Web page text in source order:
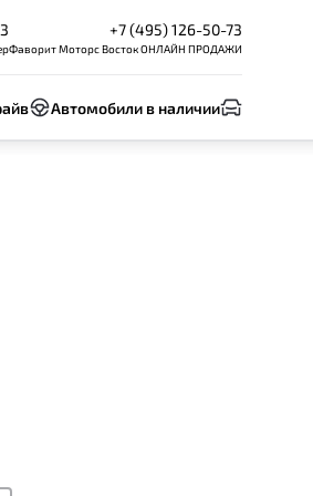
+7 (495) 126-50-73
Фаворит Моторс Восток ОНЛАЙН ПРОДАЖИ
Автомобили в наличии